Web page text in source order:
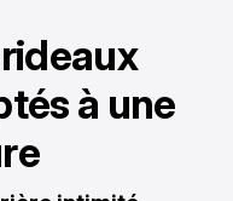
à une